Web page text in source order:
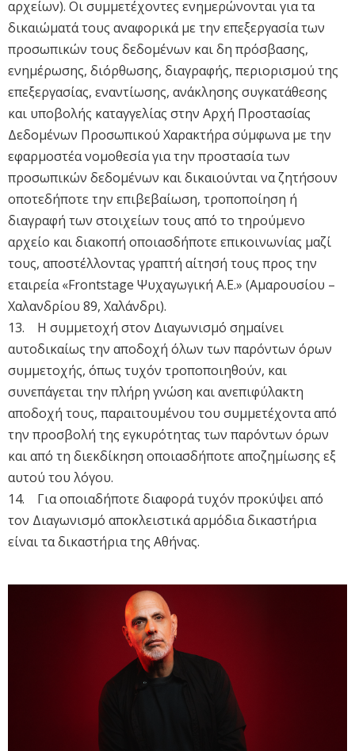
αρχείων). Οι συμμετέχοντες ενημερώνονται για τα
δικαιώματά τους αναφορικά με την επεξεργασία των
προσωπικών τους δεδομένων και δη πρόσβασης,
ενημέρωσης, διόρθωσης, διαγραφής, περιορισμού της
επεξεργασίας, εναντίωσης, ανάκλησης συγκατάθεσης
και υποβολής καταγγελίας στην Αρχή Προστασίας
Δεδομένων Προσωπικού Χαρακτήρα σύμφωνα με την
εφαρμοστέα νομοθεσία για την προστασία των
προσωπικών δεδομένων και δικαιούνται να ζητήσουν
οποτεδήποτε την επιβεβαίωση, τροποποίηση ή
διαγραφή των στοιχείων τους από το τηρούμενο
αρχείο και διακοπή οποιασδήποτε επικοινωνίας μαζί
τους, αποστέλλοντας γραπτή αίτησή τους προς την
εταιρεία «Frontstage Ψυχαγωγική Α.Ε.» (Αμαρουσίου –
Χαλανδρίου 89, Χαλάνδρι).
13. Η συμμετοχή στον Διαγωνισμό σημαίνει
αυτοδικαίως την αποδοχή όλων των παρόντων όρων
συμμετοχής, όπως τυχόν τροποποιηθούν, και
συνεπάγεται την πλήρη γνώση και ανεπιφύλακτη
αποδοχή τους, παραιτουμένου του συμμετέχοντα από
την προσβολή της εγκυρότητας των παρόντων όρων
και από τη διεκδίκηση οποιασδήποτε αποζημίωσης εξ
αυτού του λόγου.
14. Για οποιαδήποτε διαφορά τυχόν προκύψει από
τον Διαγωνισμό αποκλειστικά αρμόδια δικαστήρια
είναι τα δικαστήρια της Αθήνας.